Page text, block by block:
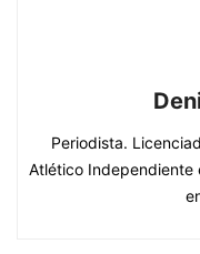
Periodista.
Atlético Independiente